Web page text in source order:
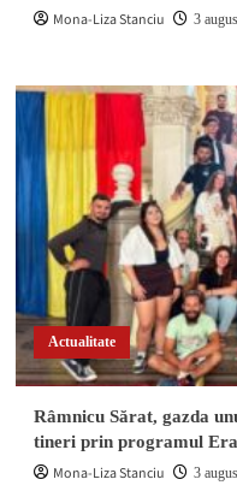
Mona-Liza Stanciu 3
Actualitate
Râmnicu Sărat, gazda
tineri prin programul
Mona-Liza Stanciu 3